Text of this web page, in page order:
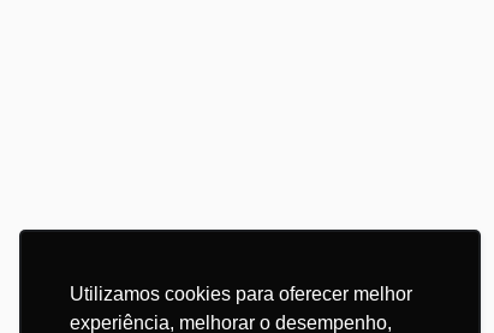
Utilizamos cookies para oferecer melhor
experiência, melhorar o desempenho,